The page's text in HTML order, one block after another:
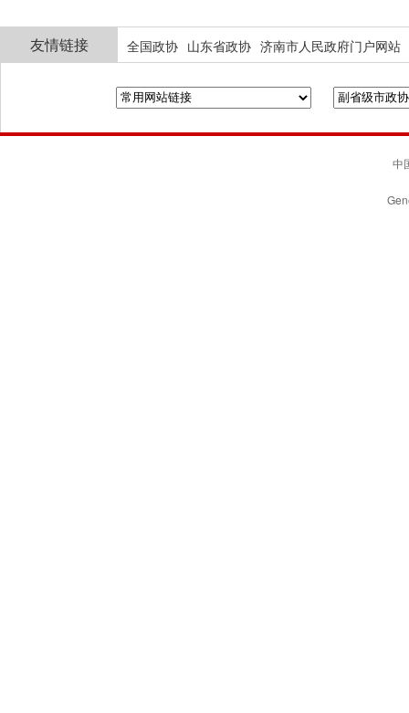
友情链接 全国政协 山东省政协 济南市人民政府门户网站
中